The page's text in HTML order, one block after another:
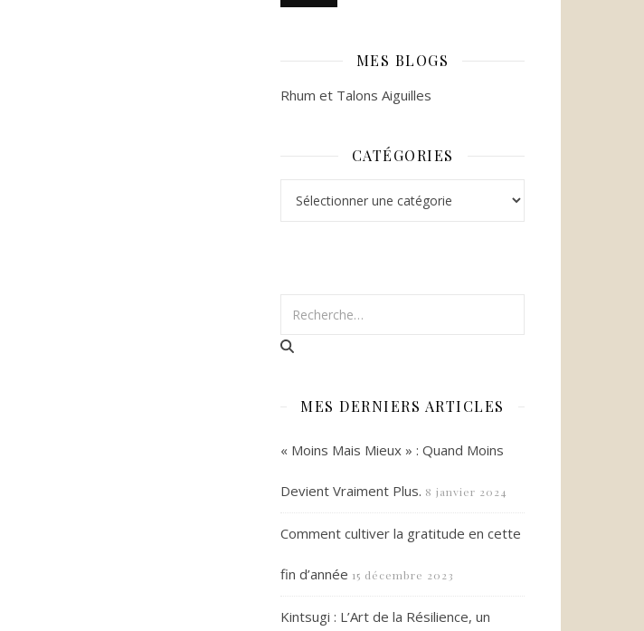
MES BLOGS
Rhum et Talons Aiguilles
CATÉGORIES
MES DERNIERS ARTICLES
« Moins Mais Mieux » : Quand Moins
Devient Vraiment Plus. 8 janvier 2024
Comment cultiver la gratitude en cette
fin d’année 15 décembre 2023
Kintsugi : L’Art de la Résilience, un